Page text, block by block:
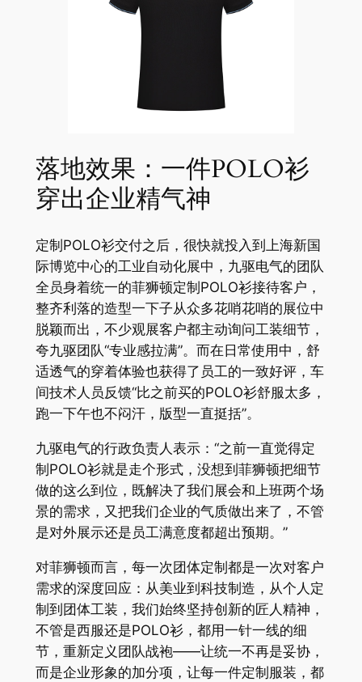
落地效果：一件POLO衫
穿出企业精气神
定制POLO衫交付之后，很快就投入到上海新国
际博览中心的工业自动化展中，九驱电气的团队
全员身着统一的菲狮顿定制POLO衫接待客户，
整齐利落的造型一下子从众多花哨花哨的展位中
脱颖而出，不少观展客户都主动询问工装细节，
夸九驱团队“专业感拉满”。而在日常使用中，舒
适透气的穿着体验也获得了员工的一致好评，车
间技术人员反馈“比之前买的POLO衫舒服太多，
跑一下午也不闷汗，版型一直挺括”。
九驱电气的行政负责人表示：“之前一直觉得定
制POLO衫就是走个形式，没想到菲狮顿把细节
做的这么到位，既解决了我们展会和上班两个场
景的需求，又把我们企业的气质做出来了，不管
是对外展示还是员工满意度都超出预期。”
对菲狮顿而言，每一次团体定制都是一次对客户
需求的深度回应：从美业到科技制造，从个人定
制到团体工装，我们始终坚持创新的匠人精神，
不管是西服还是POLO衫，都用一针一线的细
节，重新定义团队战袍——让统一不再是妥协，
而是企业形象的加分项，让每一件定制服装，都